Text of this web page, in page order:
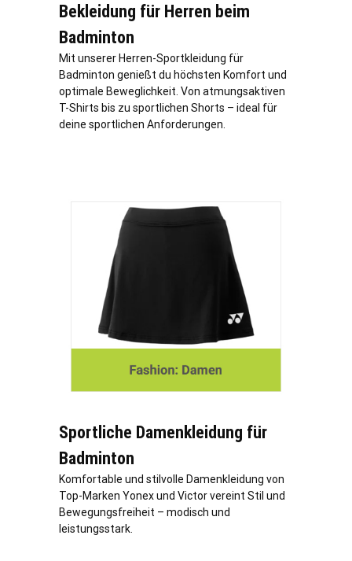
Bekleidung für Herren beim
Badminton
Mit unserer Herren-Sportkleidung für
Badminton genießt du höchsten Komfort und
optimale Beweglichkeit. Von atmungsaktiven
T-Shirts bis zu sportlichen Shorts – ideal für
deine sportlichen Anforderungen.
Sportliche Damenkleidung für
Badminton
Komfortable und stilvolle Damenkleidung von
Top-Marken Yonex und Victor vereint Stil und
Bewegungsfreiheit – modisch und
leistungsstark.